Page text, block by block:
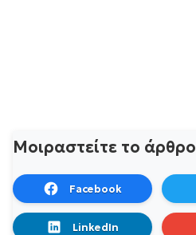
Μοιραστείτε το άρθρο
Facebook
LinkedIn